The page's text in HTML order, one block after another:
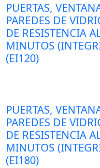
PUERTAS,
PAREDES DE
DE RESISTENCIA
MINUTOS
(EI120)
PUERTAS,
PAREDES DE
DE RESISTENCIA
MINUTOS
(EI180)